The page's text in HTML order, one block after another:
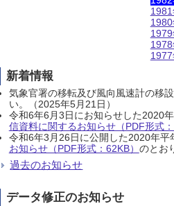
新着情報
気象官署の移転及び風向風速計の移
い。（2025年5月21日）
令和6年6月3日にお知らせした2020
信資料に関するお知らせ（PDF形式：
令和6年3月26日に公開した2020年
お知らせ（PDF形式：62KB） のとお
過去のお知らせ
データ修正のお知らせ